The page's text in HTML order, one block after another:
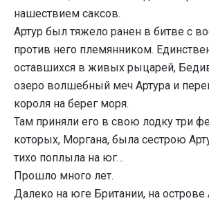
нашествием саксов.
Артур был тяжело ранен в битве с
против него племянником.
оставшихся в живых рыцарей,
озеро волшебный меч Артура и
короля на берег моря.
Там приняли его в свою лодку три
которых, Моргана, была сестрою
тихо поплыла на юг…
Прошло много лет.
Далеко на юге Британии, на острове